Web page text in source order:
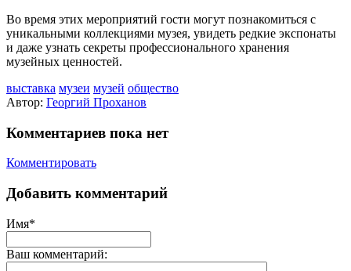
Во время этих мероприятий гости могут познакомиться с
уникальными коллекциями музея, увидеть редкие экспонаты
и даже узнать секреты профессионального хранения
музейных ценностей.
выставка музеи музей общество
Автор: Георгий Проханов
Комментариев пока нет
Комментировать
Добавить комментарий
Имя*
Ваш комментарий: